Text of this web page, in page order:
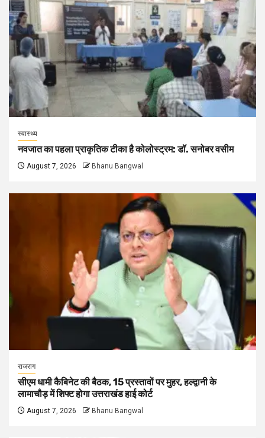
स्वास्थ्य
नवजात का पहला प्राकृतिक टीका है कोलोस्ट्रम: डॉ. सनोबर वसीम
August 7, 2026 Bhanu Bangwal
राजराग
सीएम धामी कैबिनेट की बैठक, 15 प्रस्तावों पर मुहर, हल्द्वानी के
लामाचौड़ में शिफ्ट होगा उत्तराखंड हाई कोर्ट
August 7, 2026 Bhanu Bangwal